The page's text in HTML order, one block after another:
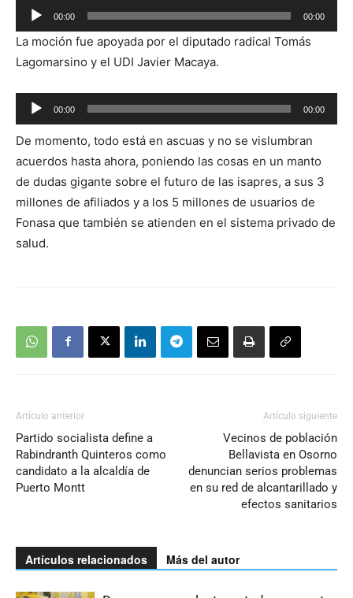
Reproductor
de
audio
00:00 00:00
La moción fue apoyada por el diputado radical Tomás
Lagomarsino y el UDI Javier Macaya.
Reproductor
de
audio
00:00 00:00
De momento, todo está en ascuas y no se vislumbran
acuerdos hasta ahora, poniendo las cosas en un manto
de dudas gigante sobre el futuro de las isapres, a sus 3
millones de afiliados y a los 5 millones de usuarios de
Fonasa que también se atienden en el sistema privado de
salud.
Artículo anterior
Partido socialista define a
Rabindranth Quinteros como
candidato a la alcaldía de
Puerto Montt
Artículo siguiente
Vecinos de población
Bellavista en Osorno
denuncian serios problemas
en su red de alcantarillado y
efectos sanitarios
Artículos relacionados Más del autor